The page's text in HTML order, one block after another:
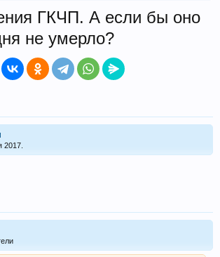
ГКЧП. А если бы оно
не умерло?
2017.